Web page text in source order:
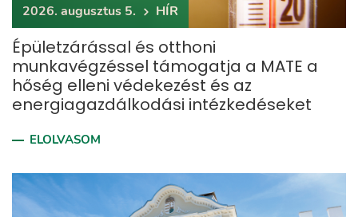
2026. augusztus 5. HÍR
Épületzárással és otthoni
munkavégzéssel támogatja a MATE a
hőség elleni védekezést és az
energiagazdálkodási intézkedéseket
ELOLVASOM